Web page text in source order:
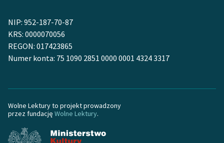
Odkurzamy bohaterów
Szkoła Poezji Wolnych
O nas
Kontakt
O projekcie
NIP: 952-187-70-87
KRS: 0000070056
REGON: 017423865
Numer konta: 75 1090 2851 0000 0001 4324 3317
Wolne Lektury to projekt prowadzony
przez fundację Wolne Lektury.